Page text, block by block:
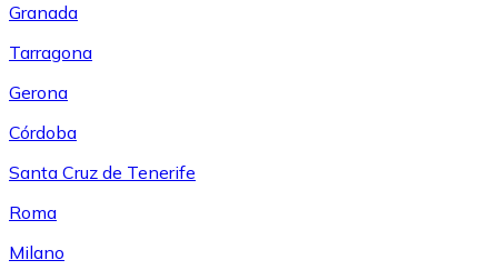
Granada
Tarragona
Gerona
Córdoba
Santa Cruz de Tenerife
Roma
Milano